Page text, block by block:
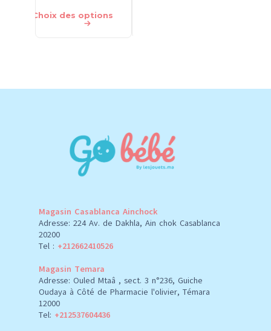
Choix des options
Magasin Casablanca Ainchock
Adresse: 224 Av. de Dakhla, Ain chok Casablanca
20200
Tel : +212662410526
Magasin Temara
Adresse: Ouled Mtaâ , sect. 3 n°236, Guiche
Oudaya à Côté de Pharmacie l'olivier, Témara
12000
Tel: +212537604436